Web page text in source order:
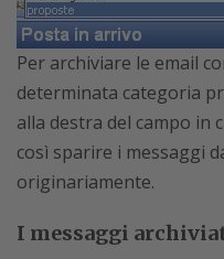
Per archiviare le email
determinata categoria
alla destra del campo in
così sparire i messaggi
originariamente.
I messaggi